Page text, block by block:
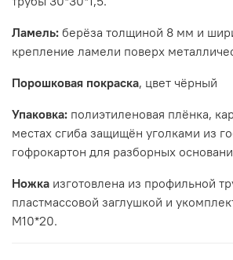
Ламель: берёза толщиной 8 мм и
крепление ламели поверх
Порошковая покраска, цвет чёрный
Упаковка: полиэтиленовая плёнка,
местах сгиба защищён уголками из
гофрокартон для разборных
Ножка изготовлена из профильной
пластмассовой заглушкой и
М10*20.